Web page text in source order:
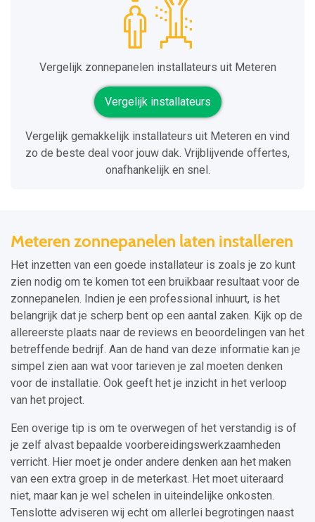
Vergelijk zonnepanelen installateurs uit Meteren
Vergelijk installateurs
Vergelijk gemakkelijk installateurs uit Meteren en vind
zo de beste deal voor jouw dak. Vrijblijvende offertes,
onafhankelijk en snel.
Meteren zonnepanelen laten installeren
Het inzetten van een goede installateur is zoals je zo kunt
zien nodig om te komen tot een bruikbaar resultaat voor de
zonnepanelen. Indien je een professional inhuurt, is het
belangrijk dat je scherp bent op een aantal zaken. Kijk op de
allereerste plaats naar de reviews en beoordelingen van het
betreffende bedrijf. Aan de hand van deze informatie kan je
simpel zien aan wat voor tarieven je zal moeten denken
voor de installatie. Ook geeft het je inzicht in het verloop
van het project.
Een overige tip is om te overwegen of het verstandig is of
je zelf alvast bepaalde voorbereidingswerkzaamheden
verricht. Hier moet je onder andere denken aan het maken
van een extra groep in de meterkast. Het moet uiteraard
niet, maar kan je wel schelen in uiteindelijke onkosten.
Tenslotte adviseren wij echt om allerlei begrotingen naast